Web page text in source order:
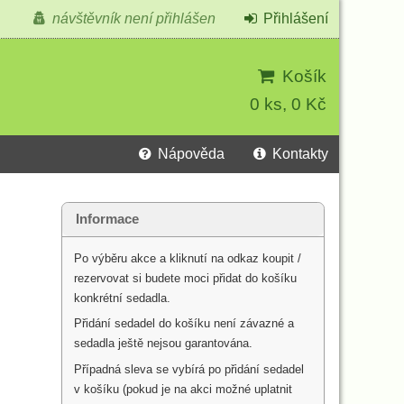
Košík
0 ks, 0 Kč
návštěvník není přihlášen Přihlášení
Nápověda Kontakty
Informace
Po výběru akce a kliknutí na odkaz koupit /
rezervovat si budete moci přidat do košíku
konkrétní sedadla.
Přidání sedadel do košíku není závazné a
sedadla ještě nejsou garantována.
Případná sleva se vybírá po přidání sedadel
v košíku (pokud je na akci možné uplatnit